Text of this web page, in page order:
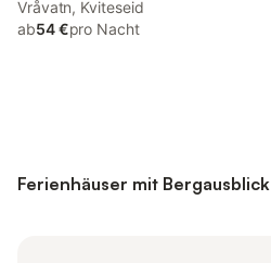
Seeblick und Sauna
Vråvatn, Kviteseid
ab54 €pro Nacht
Ferienhäuser mit Bergausblick